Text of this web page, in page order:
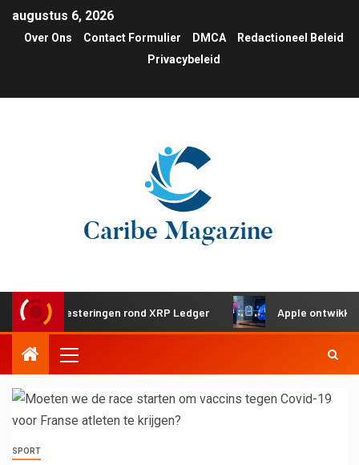
augustus 6, 2026
Over Ons Contact Formulier DMCA
Redactioneel Beleid
Privacybeleid
investeringen rond XRP Ledger Apple ontwikkelt
SPORT